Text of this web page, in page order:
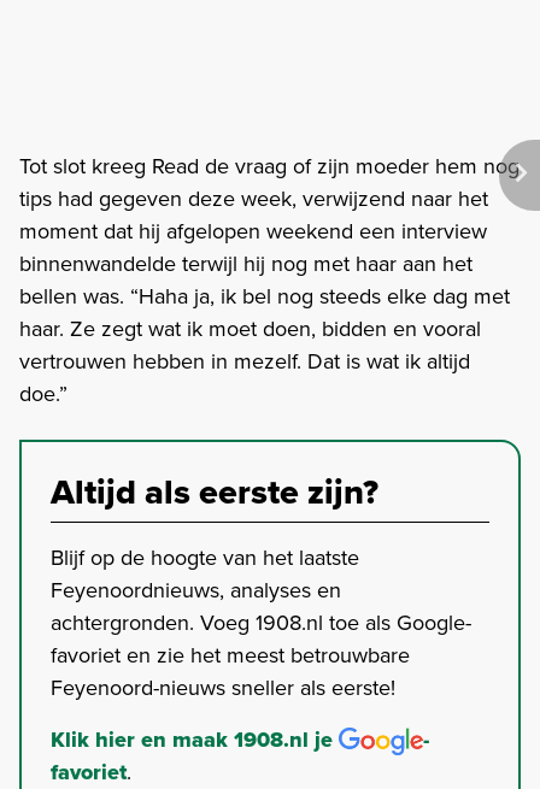
Tot slot kreeg Read de vraag of zijn moeder hem nog
tips had gegeven deze week, verwijzend naar het
moment dat hij afgelopen weekend een interview
binnenwandelde terwijl hij nog met haar aan het
bellen was. “Haha ja, ik bel nog steeds elke dag met
haar. Ze zegt wat ik moet doen, bidden en vooral
vertrouwen hebben in mezelf. Dat is wat ik altijd
doe.”
Altijd als eerste zijn?
Blijf op de hoogte van het laatste
Feyenoordnieuws, analyses en
achtergronden. Voeg 1908.nl toe als Google-
favoriet en zie het meest betrouwbare
Feyenoord-nieuws sneller als eerste!
Klik hier en maak 1908.nl je
-
favoriet.